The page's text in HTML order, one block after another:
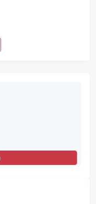
con agua tibia y